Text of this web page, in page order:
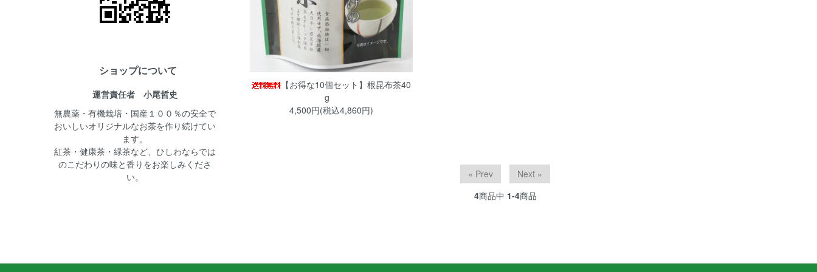
【お得な10個セット】根昆布茶40
g
4,500円(税込4,860円)
« Prev
Next »
4商品中 1-4商品
ショップについて
運営責任者 小尾哲史
無農薬・有機栽培・国産１００％の安全で
おいしいオリジナルなお茶を作り続けてい
ます。
紅茶・健康茶・緑茶など、ひしわならでは
のこだわりの味と香りをお楽しみくださ
い。